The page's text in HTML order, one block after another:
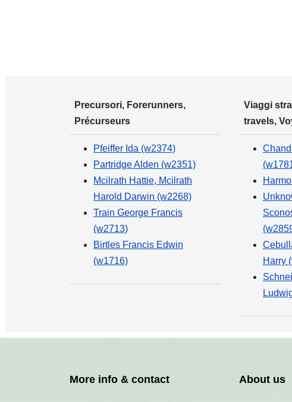
Precursori, Forerunners,
Précurseurs
Pfeiffer Ida (w2374)
Partridge Alden (w2351)
Mcilrath Hattie, Mcilrath
Harold Darwin (w2268)
Train George Francis
(w2713)
Birtles Francis Edwin
(w1716)
Viaggi
travels,
Harry
More info & contact About us